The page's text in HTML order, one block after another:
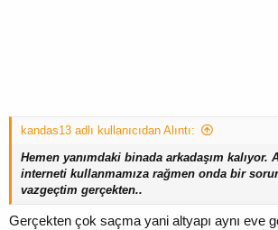
kandas13 adlı kullanıcıdan Alıntı:
Hemen yanımdaki binada arkadaşım kalıyor.
interneti kullanmamıza rağmen onda bir
vazgeçtim gerçekten..
Gerçekten çok saçma yani altyapı aynı eve